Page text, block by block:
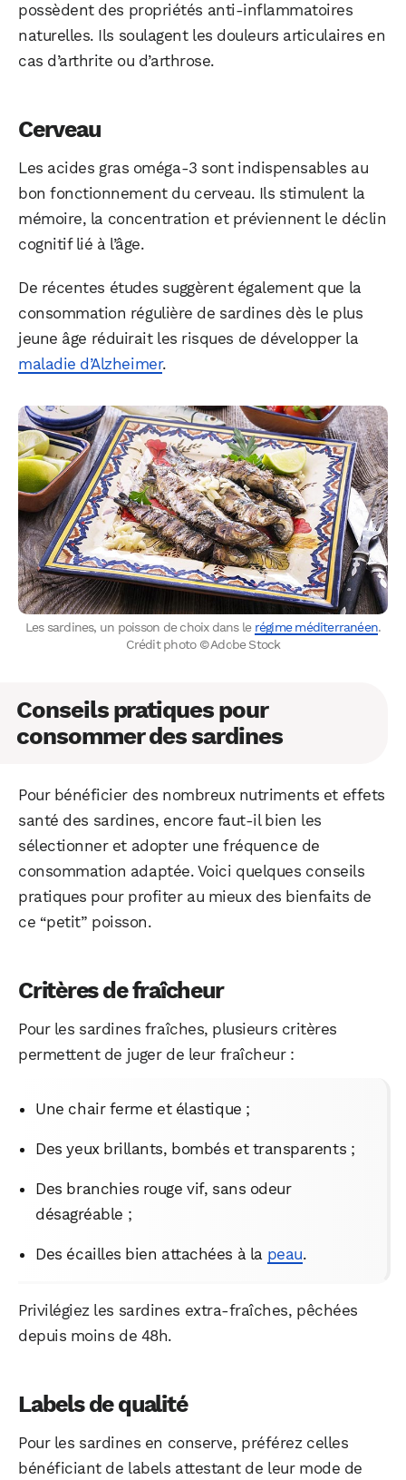
possèdent des propriétés anti-inflammatoires
naturelles. Ils soulagent les douleurs articulaires en
cas d’arthrite ou d’arthrose.
Cerveau
Les acides gras oméga-3 sont indispensables au
bon fonctionnement du cerveau. Ils stimulent la
mémoire, la concentration et préviennent le déclin
cognitif lié à l’âge.
De récentes études suggèrent également que la
consommation régulière de sardines dès le plus
jeune âge réduirait les risques de développer la
maladie d’Alzheimer.
Les sardines, un poisson de choix dans le régime méditerranéen.
Crédit photo © Adobe Stock
Conseils pratiques pour
consommer des sardines
Pour bénéficier des nombreux nutriments et effets
santé des sardines, encore faut-il bien les
sélectionner et adopter une fréquence de
consommation adaptée. Voici quelques conseils
pratiques pour profiter au mieux des bienfaits de
ce “petit” poisson.
Critères de fraîcheur
Pour les sardines fraîches, plusieurs critères
permettent de juger de leur fraîcheur :
Une chair ferme et élastique ;
Des yeux brillants, bombés et transparents ;
Des branchies rouge vif, sans odeur
désagréable ;
Des écailles bien attachées à la peau.
Privilégiez les sardines extra-fraîches, pêchées
depuis moins de 48h.
Labels de qualité
Pour les sardines en conserve, préférez celles
bénéficiant de labels attestant de leur mode de
Facebook X LinkedIn